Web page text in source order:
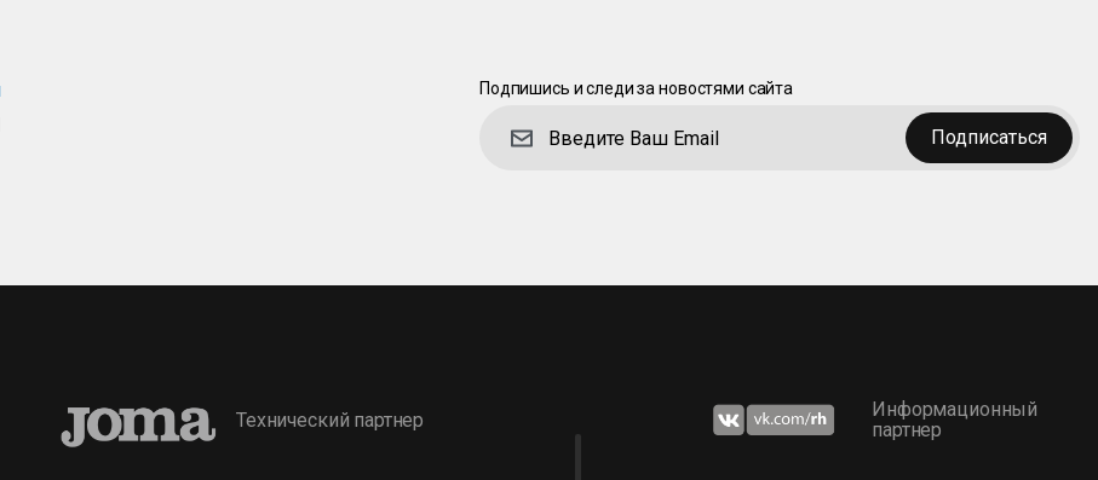
Подпишись и следи за новостями сайта
Подписаться
Технический партнер
Информационный
партнер